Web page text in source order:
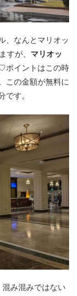
、なんとマリオッ
すが、 マリオッ
ポイントはこの時
この金額が無料に
です。
み混みではない